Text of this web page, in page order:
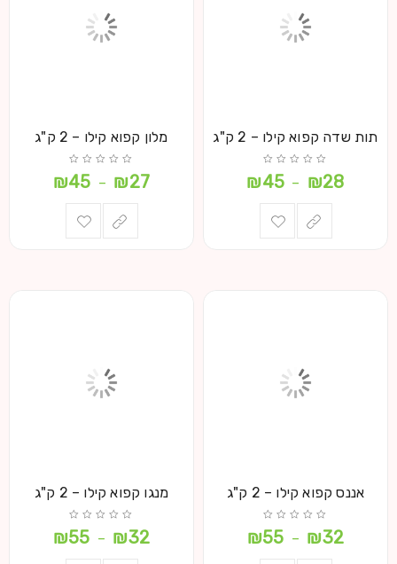
תות שדה קפוא קילו – 2 ק"ג
₪28
–
₪45
מלון קפוא קילו – 2 ק"ג
₪27
–
₪45
אננס קפוא קילו – 2 ק"ג
₪32
–
₪55
מנגו קפוא קילו – 2 ק"ג
₪32
–
₪55